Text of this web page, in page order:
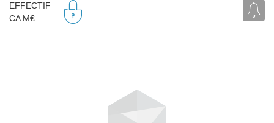
EFFECTIF
CA M€